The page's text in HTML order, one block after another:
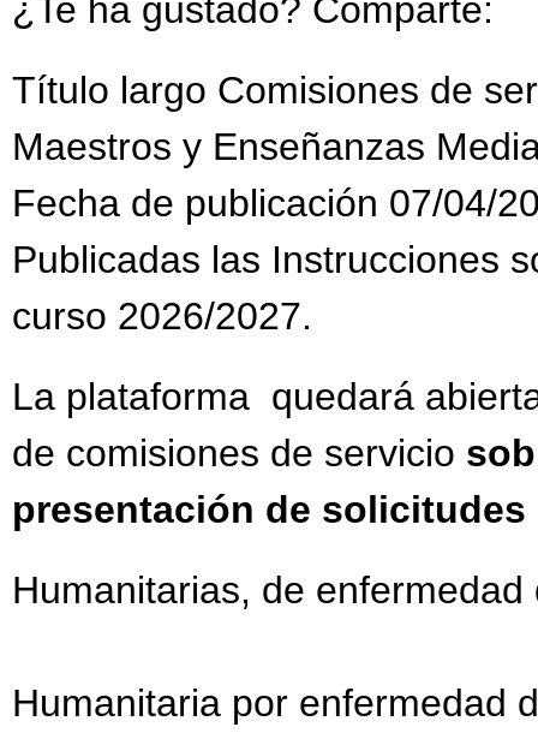
¿Te ha gustado? Comparte:
Título largo Comisiones de
Maestros y Enseñanzas
Fecha de publicación 07/04/
Publicadas las Instrucciones
curso 2026/2027.
La plataforma quedará
de comisiones de servicio
presentación de solicitudes
Humanitarias, de
Humanitaria por enfermedad